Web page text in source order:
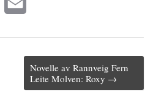
l
Novelle av Rannveig Fern
Leite Molven: Roxy →